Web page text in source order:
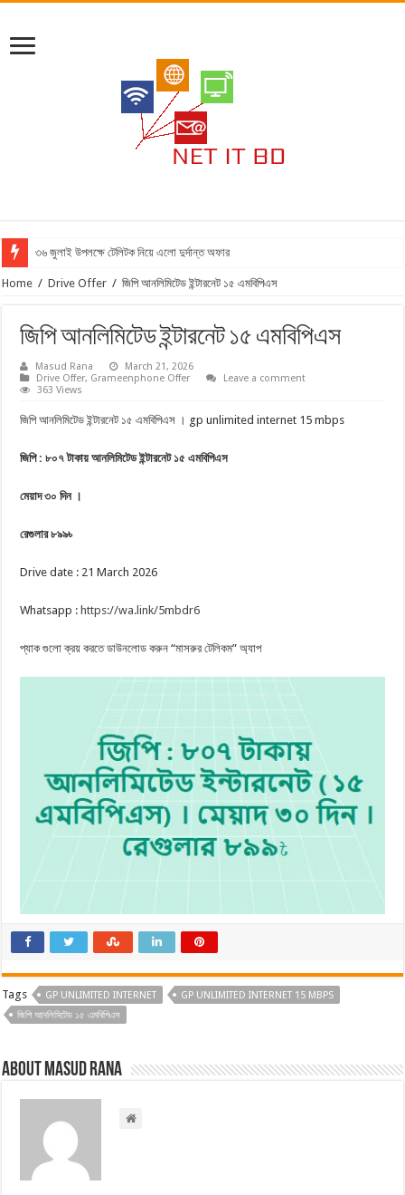
৩৬ জুলাই উপলক্ষে টেলিটক নিয়ে এলো দুর্দান্ত অফার
Home / Drive Offer / জিপি আনলিমিটেড ইন্টারনেট ১৫ এমবিপিএস
জিপি আনলিমিটেড ইন্টারনেট ১৫ এমবিপিএস
Masud Rana
March 21, 2026
Drive Offer, Grameenphone Offer
Leave a comment
363 Views
জিপি আনলিমিটেড ইন্টারনেট ১৫ এমবিপিএস । gp unlimited internet 15 mbps
জিপি : ৮০৭ টাকায় আনলিমিটেড ইন্টারনেট ১৫ এমবিপিএস
মেয়াদ ৩০ দিন ।
রেগুলার ৮৯৯৳
Drive date : 21 March 2026
Whatsapp : https://wa.link/5mbdr6
প্যাক গুলো ক্রয় করতে ডাউনলোড করুন “মাসরুর টেলিকম” অ্যাপ
Tags GP UNLIMITED INTERNET
GP UNLIMITED INTERNET 15 MBPS
জিপি আনলিমিটেড ১৫ এমবিপিএস
About Masud Rana